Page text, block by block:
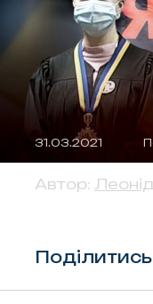
31.03.2021
Автор: